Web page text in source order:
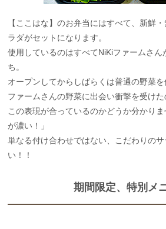
【ここはな】のお弁当にはすべて、新鮮
ラダがセットになります。
使用しているのはすべてNiKiファームさん
ち。
オープンしてからしばらくは普通の野菜
ファームさんの野菜に出会い衝撃を受けた
この表現が合っているのかどうか分かり
が濃い！」
単なる付け合わせではない、こだわりの
い！！
期間限定、特別メ